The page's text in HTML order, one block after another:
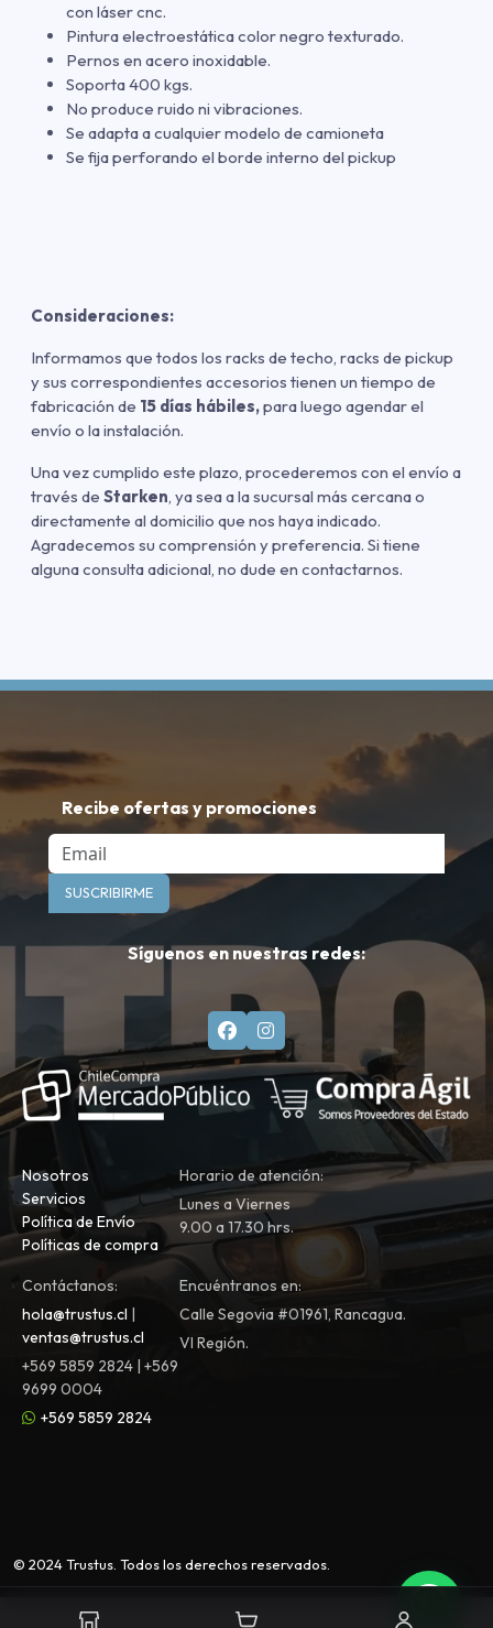
con láser cnc.
Pintura electroestática color negro texturado.
Pernos en acero inoxidable.
Soporta 400 kgs.
No produce ruido ni vibraciones.
Se adapta a cualquier modelo de camioneta
Se fija perforando el borde interno del pickup
Consideraciones:
Informamos que todos los racks de techo, racks de pickup
y sus correspondientes accesorios tienen un tiempo de
fabricación de 15 días hábiles,para luego agendar el
envío o la instalación.
Una vez cumplido este plazo, procederemos con el envío a
través de Starken , ya sea a la sucursal más cercana o
directamente al domicilio que nos haya indicado.
Agradecemos su comprensión y preferencia. Si tiene
alguna consulta adicional, no dude en contactarnos.
Recibe ofertas y promociones
Email
SUSCRIBIRME
Síguenos en nuestras redes:
Nosotros
Servicios
Política de Envío
Políticas de compra
Horario de atención:
Lunes a Viernes
9.00 a 17.30 hrs.
Contáctanos:
hola@trustus.cl |
ventas@trustus.cl
+569 5859 2824 | +569
9699 0004
+569 5859 2824
Encuéntranos en:
Calle Segovia #01961, Rancagua.
VI Región.
© 2024 Trustus. Todos los derechos reservados.